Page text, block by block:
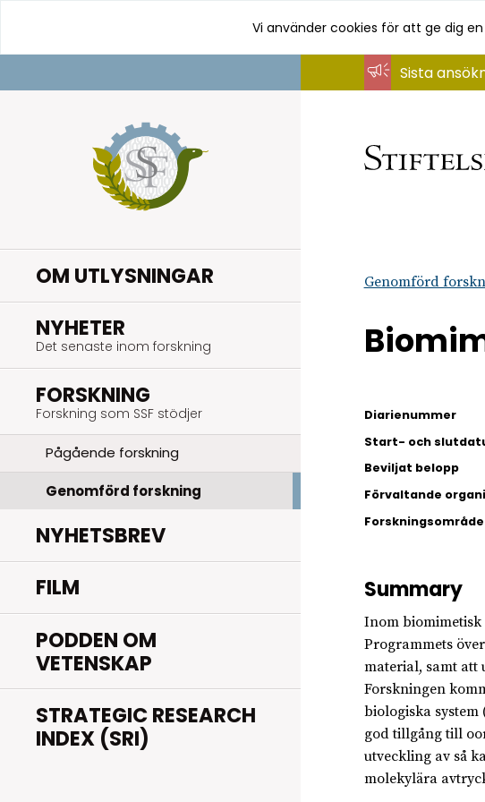
innehåll
Vi använder cookies för att ge dig
OM UTLYSNINGAR
NYHETER
Det senaste inom forskning
FORSKNING
Forskning som SSF stödjer
Pågående forskning
Genomförd forskning
NYHETSBREV
FILM
PODDEN OM
VETENSKAP
STRATEGIC RESEARCH
INDEX (SRI)
Sista
Genomförd
Diarienummer
Start- och
Beviljat belopp
Förvaltande
Forskningsområde
Summary
Inom
Programmets
material, samt att
Forskningen
biologiska
god tillgång till
utveckling av så
molekylära